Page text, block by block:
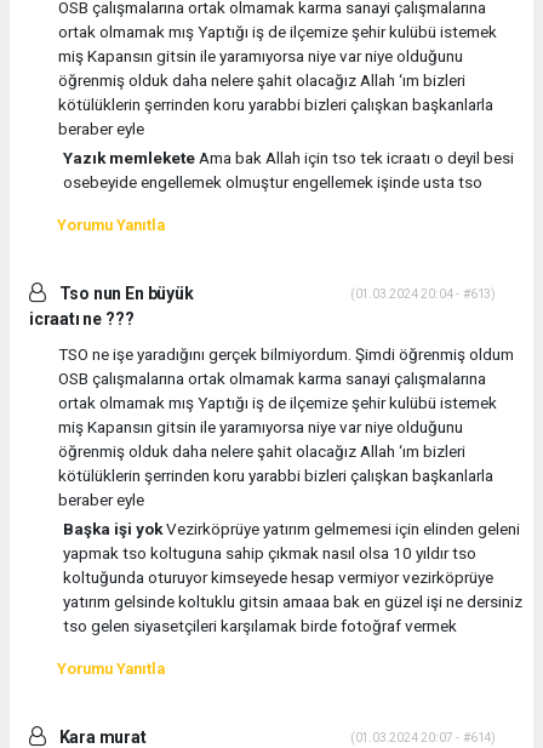
OSB çalışmalarına ortak olmamak karma sanayi çalışmalarına
ortak olmamak mış Yaptığı iş de ilçemize şehir kulübü istemek
miş Kapansın gitsin ile yaramıyorsa niye var niye olduğunu
öğrenmiş olduk daha nelere şahit olacağız Allah ‘ım bizleri
kötülüklerin şerrinden koru yarabbi bizleri çalışkan başkanlarla
beraber eyle
Yazık memlekete Ama bak Allah için tso tek icraatı o deyil besi
osebeyide engellemek olmuştur engellemek işinde usta tso
Yorumu Yanıtla
Tso nun En büyük
icraatı ne ???
(01.03.2024 20:04 - #613)
TSO ne işe yaradığını gerçek bilmiyordum. Şimdi öğrenmiş oldum
OSB çalışmalarına ortak olmamak karma sanayi çalışmalarına
ortak olmamak mış Yaptığı iş de ilçemize şehir kulübü istemek
miş Kapansın gitsin ile yaramıyorsa niye var niye olduğunu
öğrenmiş olduk daha nelere şahit olacağız Allah ‘ım bizleri
kötülüklerin şerrinden koru yarabbi bizleri çalışkan başkanlarla
beraber eyle
Başka işi yokVezirköprüye yatırım gelmemesi için elinden geleni
yapmak tso koltuguna sahip çıkmak nasıl olsa 10 yıldır tso
koltuğunda oturuyor kimseyede hesap vermiyor vezirköprüye
yatırım gelsinde koltuklu gitsin amaaa bak en güzel işi ne dersiniz
tso gelen siyasetçileri karşılamak birde fotoğraf vermek
Yorumu Yanıtla
Kara murat (01.03.2024 20:07 - #614)